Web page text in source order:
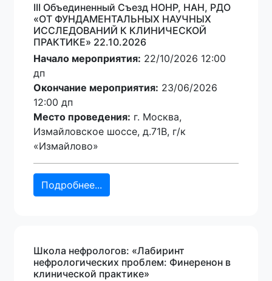
III Oбъединенный Cъезд НОНР, НАН, РДО
«ОТ ФУНДАМЕНТАЛЬНЫХ НАУЧНЫХ
ИССЛЕДОВАНИЙ К КЛИНИЧЕСКОЙ
ПРАКТИКЕ» 22.10.2026
Начало мероприятия: 22/10/2026 12:00
дп
Окончание мероприятия: 23/06/2026
12:00 дп
Место проведения: г. Москва,
Измайловское шоссе, д.71В, г/к
«Измайлово»
Подробнее...
Школа нефрологов: «Лабиринт
нефрологических проблем: Финеренон в
клинической практике»